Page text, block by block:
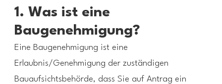
1. Was ist eine
Baugenehmigung?
Eine Baugenehmigung ist eine
Erlaubnis/Genehmigung der zuständigen
Bauaufsichtsbehörde, dass Sie auf Antrag ein